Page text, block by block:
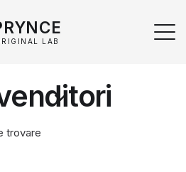
LAB
trovare